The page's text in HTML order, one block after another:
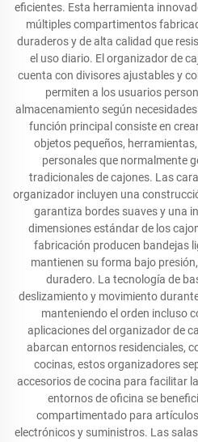
eficientes. Esta herramienta
múltiples compartimentos
duraderos y de alta calidad que
el uso diario. El organizador de
cuenta con divisores ajustables y
permiten a los usuarios
almacenamiento según
función principal consiste en
objetos pequeños,
personales que normalmente
tradicionales de cajones. Las
organizador incluyen una
garantiza bordes suaves y una
dimensiones estándar de los
fabricación producen bandejas
mantienen su forma bajo
duradero. La tecnología de
deslizamiento y movimiento
manteniendo el orden incluso
aplicaciones del organizador de
abarcan entornos residenciales,
cocinas, estos organizadores
accesorios de cocina para facilitar
entornos de oficina se
compartimentado para
electrónicos y suministros. Las